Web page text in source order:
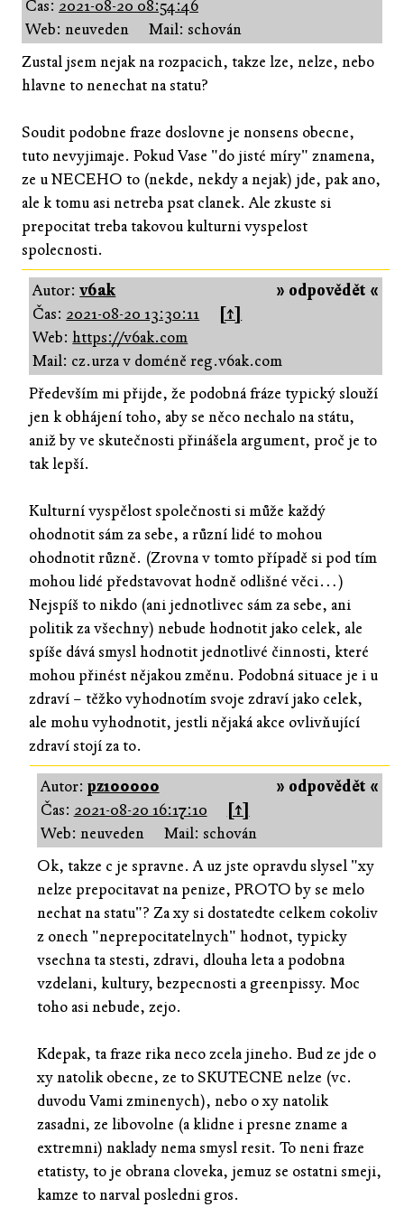
Čas: 2021-08-20 08:54:46
Web: neuveden
Mail: schován
Zustal jsem nejak na rozpacich, takze lze, nelze, nebo
hlavne to nenechat na statu?
Soudit podobne fraze doslovne je nonsens obecne,
tuto nevyjimaje. Pokud Vase "do jisté míry" znamena,
ze u NECEHO to (nekde, nekdy a nejak) jde, pak ano,
ale k tomu asi netreba psat clanek. Ale zkuste si
prepocitat treba takovou kulturni vyspelost
spolecnosti.
» odpovědět «
Autor:v6ak
Čas: 2021-08-20 13:30:11
[↑]
Web:https://v6ak.com
Mail: cz.urza v doméně reg.v6ak.com
Především mi přijde, že podobná fráze typický slouží
jen k obhájení toho, aby se něco nechalo na státu,
aniž by ve skutečnosti přinášela argument, proč je to
tak lepší.
Kulturní vyspělost společnosti si může každý
ohodnotit sám za sebe, a různí lidé to mohou
ohodnotit různě. (Zrovna v tomto případě si pod tím
mohou lidé představovat hodně odlišné věci…)
Nejspíš to nikdo (ani jednotlivec sám za sebe, ani
politik za všechny) nebude hodnotit jako celek, ale
spíše dává smysl hodnotit jednotlivé činnosti, které
mohou přinést nějakou změnu. Podobná situace je i u
zdraví – těžko vyhodnotím svoje zdraví jako celek,
ale mohu vyhodnotit, jestli nějaká akce ovlivňující
zdraví stojí za to.
» odpovědět «
Autor: pz100000
Čas: 2021-08-20 16:17:10
[↑]
Web: neuveden
Mail: schován
Ok, takze c je spravne. A uz jste opravdu slysel "xy
nelze prepocitavat na penize, PROTO by se melo
nechat na statu"? Za xy si dostatedte celkem cokoliv
z onech "neprepocitatelnych" hodnot, typicky
vsechna ta stesti, zdravi, dlouha leta a podobna
vzdelani, kultury, bezpecnosti a greenpissy. Moc
toho asi nebude, zejo.
Kdepak, ta fraze rika neco zcela jineho. Bud ze jde o
xy natolik obecne, ze to SKUTECNE nelze (vc.
duvodu Vami zminenych), nebo o xy natolik
zasadni, ze libovolne (a klidne i presne zname a
extremni) naklady nema smysl resit. To neni fraze
etatisty, to je obrana cloveka, jemuz se ostatni smeji,
kamze to narval posledni gros.